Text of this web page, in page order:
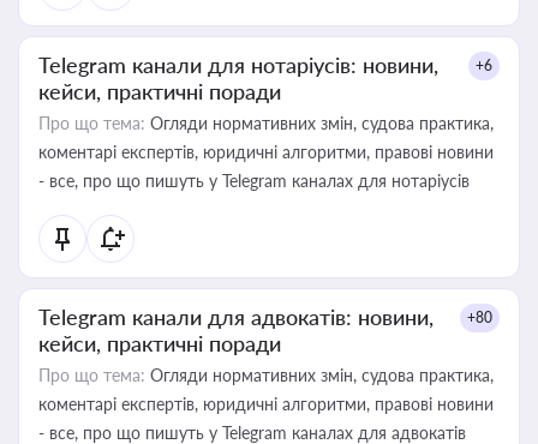
Telegram канали для нотаріусів: новини,
кейси, практичні поради
+6
Про що тема: Огляди нормативних змін, судова практика,
коментарі експертів, юридичні алгоритми, правові новини
- все, про що пишуть у Telegram каналах для нотаріусів
Telegram канали для адвокатів: новини,
кейси, практичні поради
+80
Про що тема: Огляди нормативних змін, судова практика,
коментарі експертів, юридичні алгоритми, правові новини
- все, про що пишуть у Telegram каналах для адвокатів